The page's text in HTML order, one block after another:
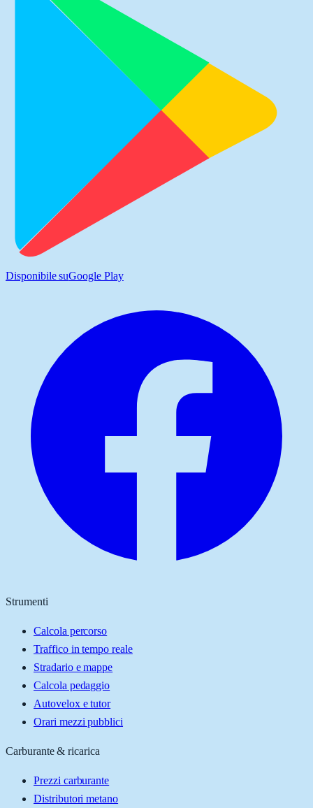
Disponibile suGoogle Play
Strumenti
Calcola percorso
Traffico in tempo reale
Stradario e mappe
Calcola pedaggio
Autovelox e tutor
Orari mezzi pubblici
Carburante & ricarica
Prezzi carburante
Distributori metano